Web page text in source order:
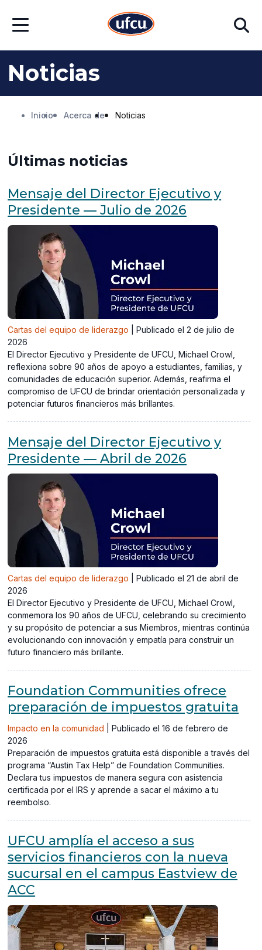
contenido
contenido
de
página
Abrir
Buscar
Noticias
Inicio Acerca de Noticias
Últimas noticias
Mensaje del Director Ejecutivo y
Presidente — Julio de 2026
Cartas del equipo de liderazgo |Publicado el 2 de julio de
2026
El Director Ejecutivo y Presidente de UFCU, Michael Crowl,
reflexiona sobre 90 años de apoyo a estudiantes, familias, y
comunidades de educación superior. Además, reafirma el
compromiso de UFCU de brindar orientación personalizada y
potenciar futuros financieros más brillantes.
Mensaje del Director Ejecutivo y
Presidente — Abril de 2026
Cartas del equipo de liderazgo |Publicado el 21 de abril de
2026
El Director Ejecutivo y Presidente de UFCU, Michael Crowl,
conmemora los 90 años de UFCU, celebrando su crecimiento
y su propósito de potenciar a sus Miembros, mientras continúa
evolucionando con innovación y empatía para construir un
futuro financiero más brillante.
Foundation Communities ofrece
preparación de impuestos gratuita
Impacto en la comunidad |Publicado el 16 de febrero de
2026
Preparación de impuestos gratuita está disponible a través del
programa “Austin Tax Help” de Foundation Communities.
Declara tus impuestos de manera segura con asistencia
certificada por el IRS y aprende a sacar el máximo a tu
reembolso.
UFCU amplía el acceso a sus
servicios financieros con la nueva
sucursal en el campus Eastview de
ACC